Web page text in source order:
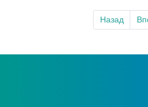
Назад